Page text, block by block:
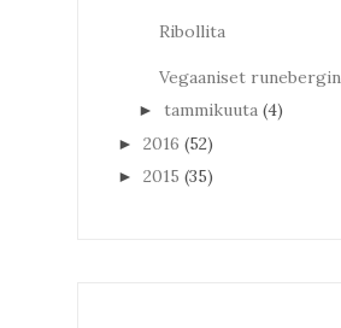
Ribollita
Vegaaniset
► tammikuuta (4)
► 2016 (52)
► 2015 (35)